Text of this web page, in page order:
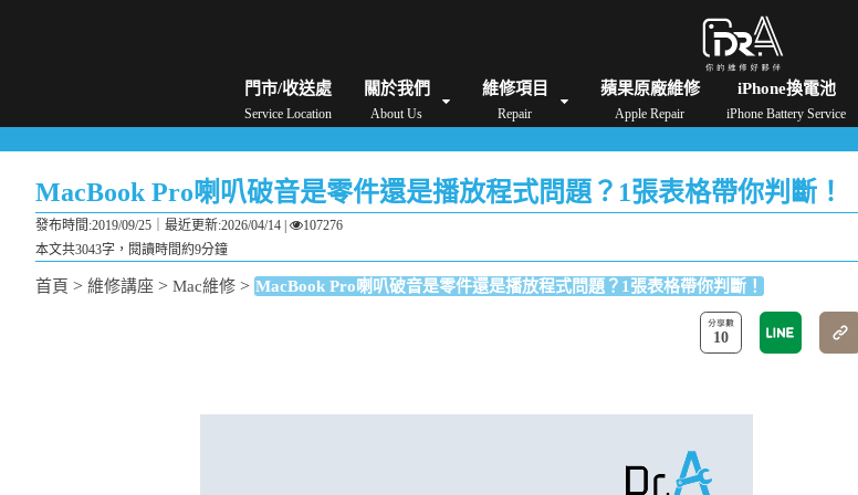
門市/收送處
Service Location
關於我們
About Us
維修項目
Repair
蘋果原廠維修
Apple Repair
iPhone換電池
iPhone Battery Service
Android手機維修/價格 MacBook維修/價格 iPad維修/價格 Switch維修/價格 Apple Watch維修/價格
MacBook Pro喇叭破音是零件還是播放程式問題？1張表格帶你判斷！
發布時間:2019/09/25｜ 最近更新:2026/04/14
107276
本文共3043字，閱讀時間約9分鐘
首頁 > 維修講座 > Mac維修 > MacBook Pro喇叭破音是零件還是播放程式問題？1張表格帶你判斷！
10